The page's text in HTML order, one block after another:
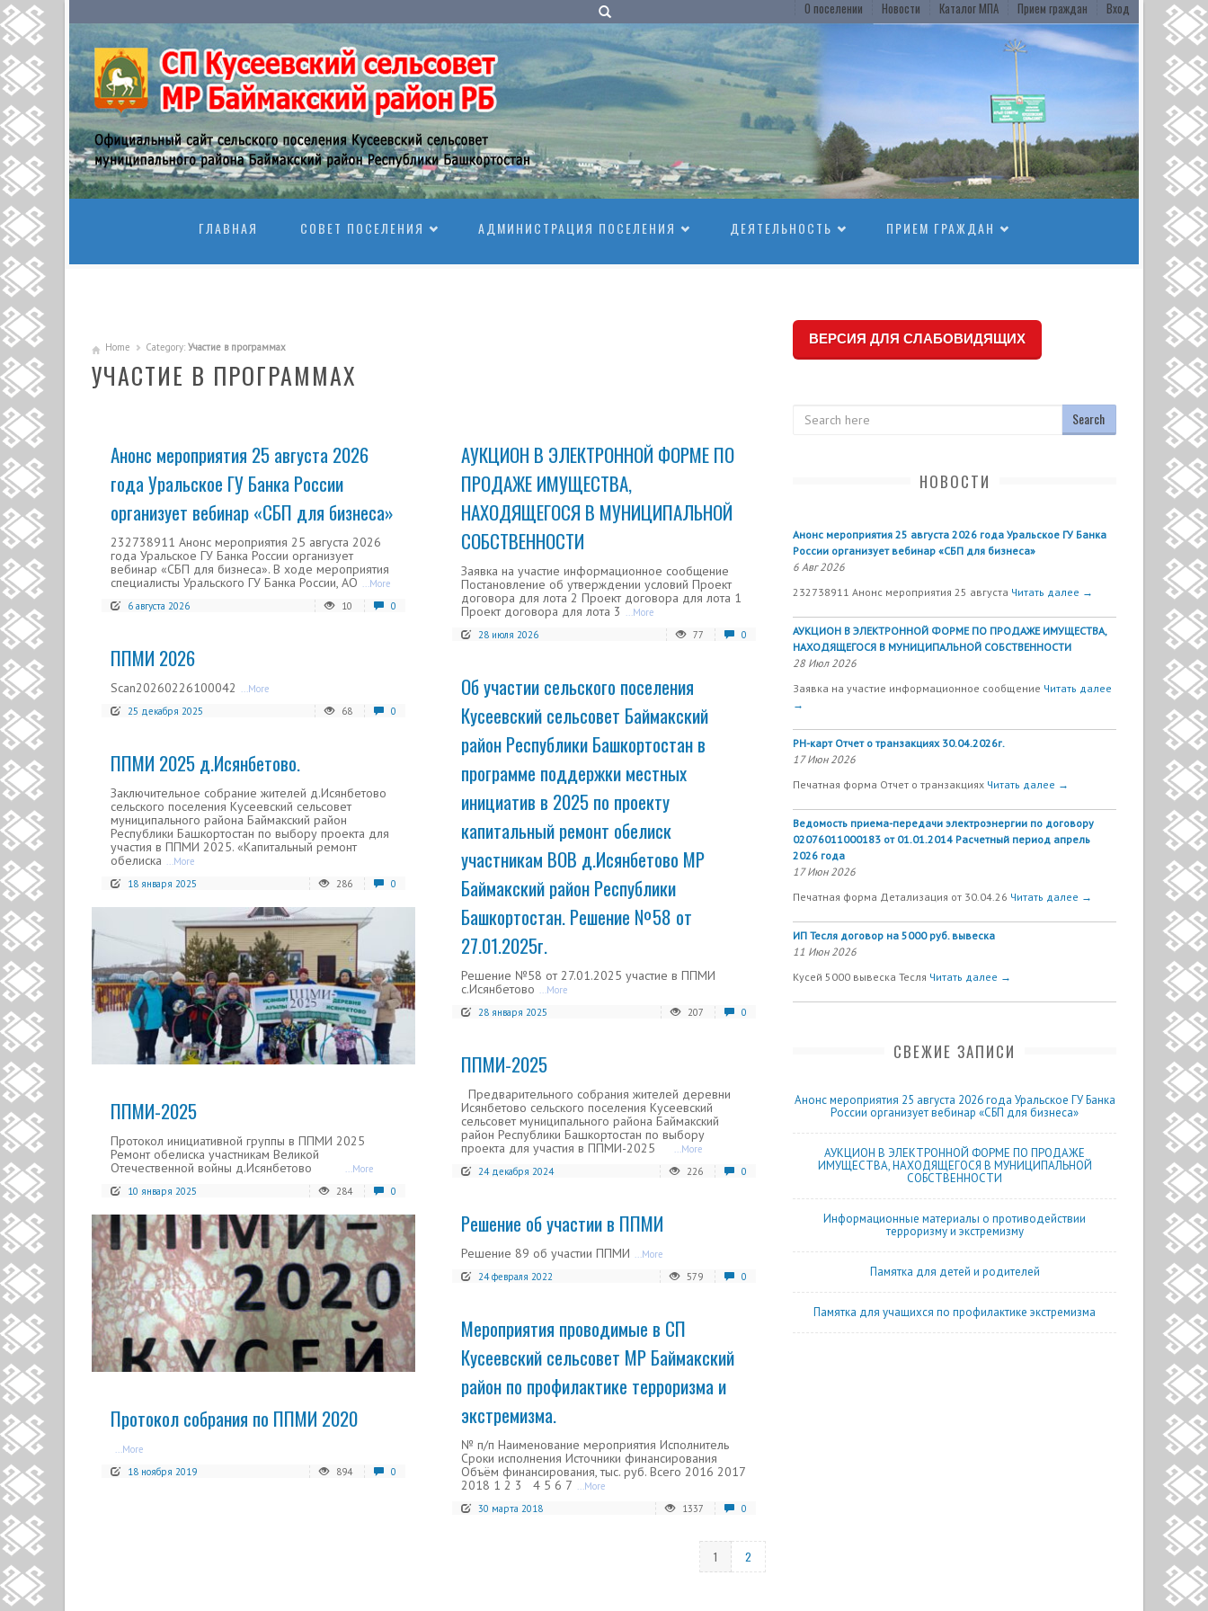
О поселении Новости Каталог МПА Прием граждан Вход
ГЛАВНАЯ
СОВЕТ ПОСЕЛЕНИЯ АДМИНИСТРАЦИЯ ПОСЕЛЕНИЯ ДЕЯТЕЛЬНОСТЬ ПРИЕМ ГРАЖДАН
Home Category: Участие в программах
УЧАСТИЕ В ПРОГРАММАХ
Анонс мероприятия 25 августа 2026
года Уральское ГУ Банка России
организует вебинар «СБП для бизнеса»
232738911 Анонс мероприятия 25 августа 2026
года Уральское ГУ Банка России организует
вебинар «СБП для бизнеса». В ходе мероприятия
специалисты Уральского ГУ Банка России, АО ...More
6 августа 2026
10 0
АУКЦИОН В ЭЛЕКТРОННОЙ ФОРМЕ ПО
ПРОДАЖЕ ИМУЩЕСТВА,
НАХОДЯЩЕГОСЯ В МУНИЦИПАЛЬНОЙ
СОБСТВЕННОСТИ
Заявка на участие информационное сообщение
Постановление об утверждении условий Проект
договора для лота 2 Проект договора для лота 1
Проект договора для лота 3 ...More
28 июля 2026
77 0
ППМИ 2026
Scan20260226100042 ...More
25 декабря 2025
68 0
Об участии сельского поселения
Кусеевский сельсовет Баймакский
район Республики Башкортостан в
программе поддержки местных
инициатив в 2025 по проекту
капитальный ремонт обелиск
участникам ВОВ д.Исянбетово МР
Баймакский район Республики
Башкортостан. Решение №58 от
27.01.2025г.
Решение №58 от 27.01.2025 участие в ППМИ
с.Исянбетово ...More
28 января 2025
207 0
ППМИ 2025 д.Исянбетово.
Заключительное собрание жителей д.Исянбетово
сельского поселения Кусеевский сельсовет
муниципального района Баймакский район
Республики Башкортостан по выбору проекта для
участия в ППМИ 2025. «Капитальный ремонт
обелиска ...More
18 января 2025
286 0
READ MORE
ППМИ-2025
Протокол инициативной группы в ППМИ 2025
Ремонт обелиска участникам Великой
Отечественной войны д.Исянбетово
...More
10 января 2025
284 0
ППМИ-2025
Предварительного собрания жителей деревни
Исянбетово сельского поселения Кусеевский
сельсовет муниципального района Баймакский
район Республики Башкортостан по выбору
проекта для участия в ППМИ-2025
...More
24 декабря 2024
226 0
Решение об участии в ППМИ
Решение 89 об участии ППМИ ...More
24 февраля 2022
579 0
READ MORE
Протокол собрания по ППМИ 2020
...More
18 ноября 2019
894 0
Мероприятия проводимые в СП
Кусеевский сельсовет МР Баймакский
район по профилактике терроризма и
экстремизма.
№ п/п Наименование мероприятия Исполнитель
Сроки исполнения Источники финансирования
Объём финансирования, тыс. руб. Всего 2016 2017
2018 1 2 3 4 5 6 7 ...More
30 марта 2018
1337 0
1 2
ВЕРСИЯ ДЛЯ СЛАБОВИДЯЩИХ
НОВОСТИ
Анонс мероприятия 25 августа 2026 года Уральское ГУ Банка
России организует вебинар «СБП для бизнеса»
6 Авг 2026
232738911 Анонс мероприятия 25 августа Читать далее →
АУКЦИОН В ЭЛЕКТРОННОЙ ФОРМЕ ПО ПРОДАЖЕ ИМУЩЕСТВА,
НАХОДЯЩЕГОСЯ В МУНИЦИПАЛЬНОЙ СОБСТВЕННОСТИ
28 Июл 2026
Заявка на участие информационное сообщение Читать далее
→
РН-карт Отчет о транзакциях 30.04.2026г.
17 Июн 2026
Печатная форма Отчет о транзакциях Читать далее →
Ведомость приема-передачи электроэнергии по договору
02076011000183 от 01.01.2014 Расчетный период апрель
2026 года
17 Июн 2026
Печатная форма Детализация от 30.04.26 Читать далее →
ИП Тесля договор на 5000 руб. вывеска
11 Июн 2026
Кусей 5000 вывеска Тесля Читать далее →
СВЕЖИЕ ЗАПИСИ
Анонс мероприятия 25 августа 2026 года Уральское ГУ Банка
России организует вебинар «СБП для бизнеса»
АУКЦИОН В ЭЛЕКТРОННОЙ ФОРМЕ ПО ПРОДАЖЕ
ИМУЩЕСТВА, НАХОДЯЩЕГОСЯ В МУНИЦИПАЛЬНОЙ
СОБСТВЕННОСТИ
Информационные материалы о противодействии
терроризму и экстремизму
Памятка для детей и родителей
Памятка для учащихся по профилактике экстремизма